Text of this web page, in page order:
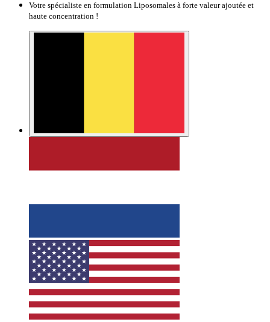
Votre spécialiste en formulation Liposomales à forte valeur ajoutée et
haute concentration !